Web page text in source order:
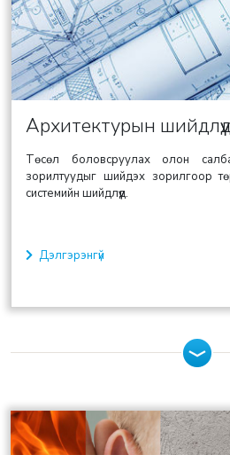
Архитектурын шийдлүүд
Төсөл боловсруулах олон
зорилтуудыг шийдэх зорилгоор
системийн шийдлүүд.
Дэлгэрэнгүй